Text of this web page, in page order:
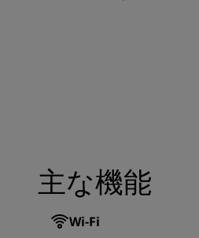
主な機能
Wi-Fi